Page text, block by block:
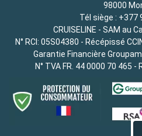
98000
Tél siège : +377
CRUISELINE - SAM au
N° RCI: 05S04380 - Récépissé
Garantie Financière
N° TVA FR. 44 0000 70 465 -